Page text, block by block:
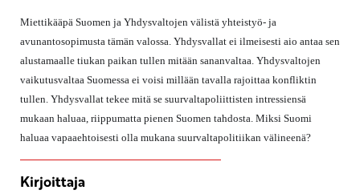
Miettikääpä Suomen ja Yhdysvaltojen välistä yhteistyö- ja
avunantosopimusta tämän valossa. Yhdysvallat ei ilmeisesti aio antaa sen
alustamaalle tiukan paikan tullen mitään sananvaltaa. Yhdysvaltojen
vaikutusvaltaa Suomessa ei voisi millään tavalla rajoittaa konfliktin
tullen. Yhdysvallat tekee mitä se suurvaltapoliittisten intressiensä
mukaan haluaa, riippumatta pienen Suomen tahdosta. Miksi Suomi
haluaa vapaaehtoisesti olla mukana suurvaltapolitiikan välineenä?
Kirjoittaja